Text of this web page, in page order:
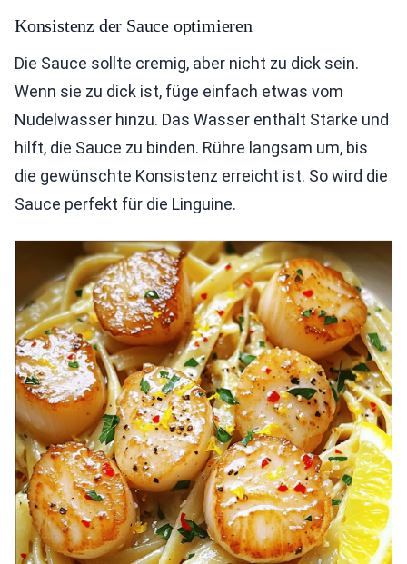
Konsistenz der Sauce optimieren
Die Sauce sollte cremig, aber nicht zu dick sein.
Wenn sie zu dick ist, füge einfach etwas vom
Nudelwasser hinzu. Das Wasser enthält Stärke und
hilft, die Sauce zu binden. Rühre langsam um, bis
die gewünschte Konsistenz erreicht ist. So wird die
Sauce perfekt für die Linguine.